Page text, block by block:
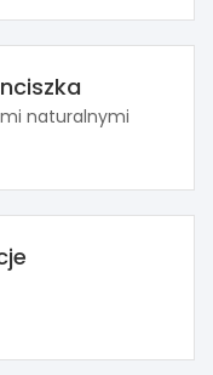
naturalnymi